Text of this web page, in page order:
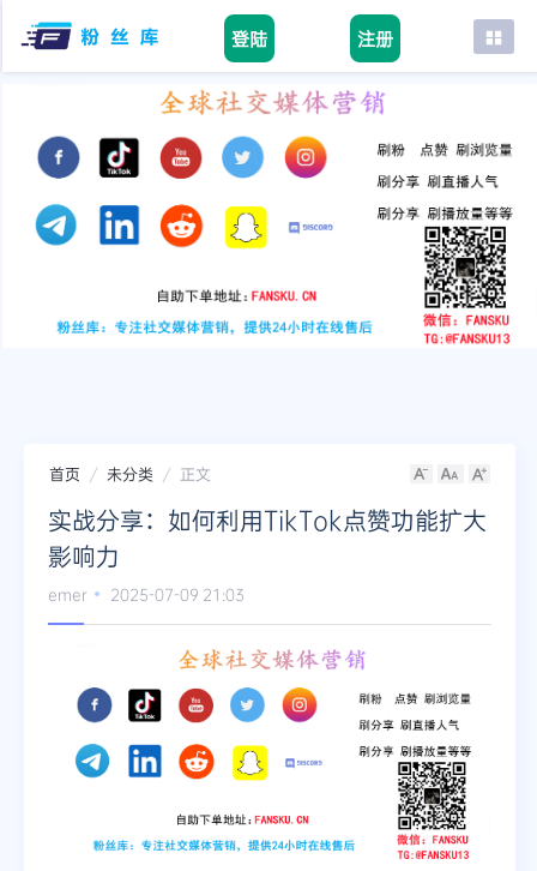
登陆 注册
首页
tiktok
youtube
instagram
首页 未分类 正文
实战分享：如何利用TikTok点赞功能扩大
影响力
emer 2025-07-09 21:03